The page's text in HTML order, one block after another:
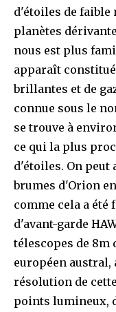
d'étoiles de faible
planètes
nous est plus
apparaît
brillantes et de
connue sous le
se trouve à
ce qui la plus
d'étoiles. On peut
brumes d'Orion
comme cela a été
d'avant-garde
télescopes de 8m
européen austral,
résolution de
points lumineux,